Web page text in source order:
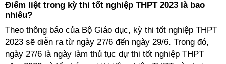
Điểm liệt trong kỳ thi tốt nghiệp THPT 2023 là bao
nhiêu?
Theo thông báo của Bộ Giáo dục, kỳ thi tốt nghiệp THPT
2023 sẽ diễn ra từ ngày 27/6 đến ngày 29/6. Trong đó,
ngày 27/6 là ngày làm thủ tục dự thi tốt nghiệp THPT